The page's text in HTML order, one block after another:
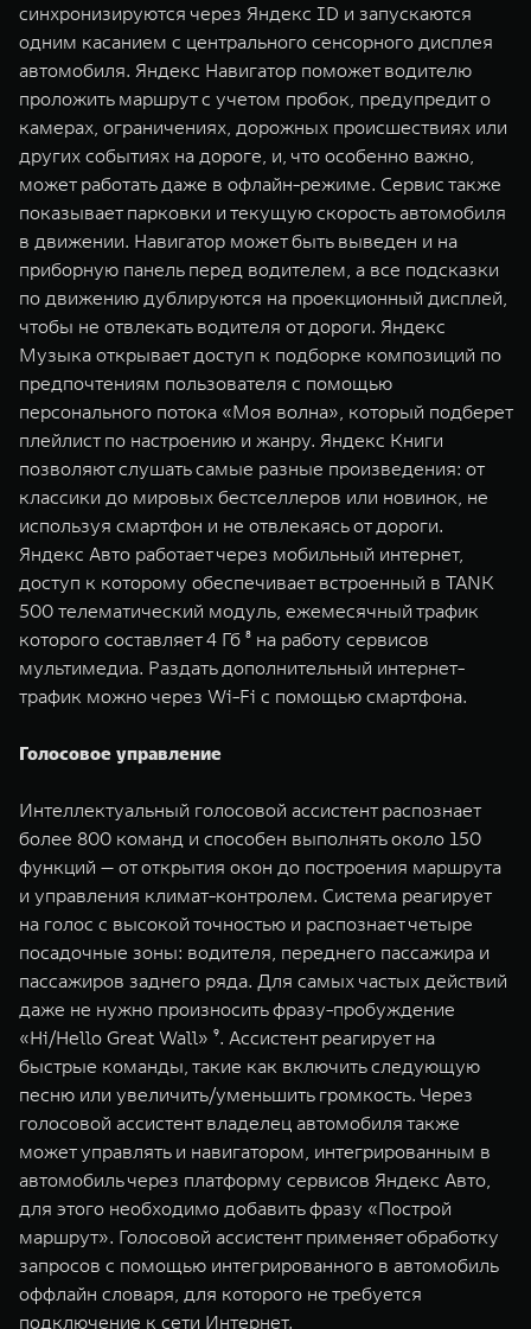
синхронизируются через Яндекс ID и запускаются
одним касанием с центрального сенсорного дисплея
автомобиля. Яндекс Навигатор поможет водителю
проложить маршрут с учетом пробок, предупредит о
камерах, ограничениях, дорожных происшествиях или
других событиях на дороге, и, что особенно важно,
может работать даже в офлайн-режиме. Сервис также
показывает парковки и текущую скорость автомобиля
в движении. Навигатор может быть выведен и на
приборную панель перед водителем, а все подсказки
по движению дублируются на проекционный дисплей,
чтобы не отвлекать водителя от дороги. Яндекс
Музыка открывает доступ к подборке композиций по
предпочтениям пользователя с помощью
персонального потока «Моя волна», который подберет
плейлист по настроению и жанру. Яндекс Книги
позволяют слушать самые разные произведения: от
классики до мировых бестселлеров или новинок, не
используя смартфон и не отвлекаясь от дороги.
Яндекс Авто работает через мобильный интернет,
доступ к которому обеспечивает встроенный в TANK
500 телематический модуль, ежемесячный трафик
которого составляет 4 Гб ⁸ на работу сервисов
мультимедиа. Раздать дополнительный интернет-
трафик можно через Wi-Fi с помощью смартфона.
Голосовое управление
Интеллектуальный голосовой ассистент распознает
более 800 команд и способен выполнять около 150
функций — от открытия окон до построения маршрута
и управления климат-контролем. Система реагирует
на голос с высокой точностью и распознает четыре
посадочные зоны: водителя, переднего пассажира и
пассажиров заднего ряда. Для самых частых действий
даже не нужно произносить фразу-пробуждение
«Hi/Hello Great Wall» ⁹. Ассистент реагирует на
быстрые команды, такие как включить следующую
песню или увеличить/уменьшить громкость. Через
голосовой ассистент владелец автомобиля также
может управлять и навигатором, интегрированным в
автомобиль через платформу сервисов Яндекс Авто,
для этого необходимо добавить фразу «Построй
маршрут». Голосовой ассистент применяет обработку
запросов с помощью интегрированного в автомобиль
оффлайн словаря, для которого не требуется
подключение к сети Интернет.